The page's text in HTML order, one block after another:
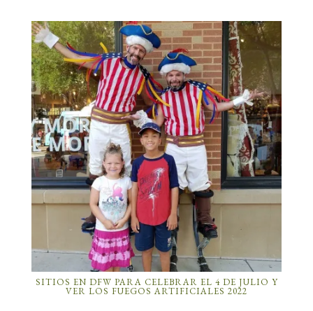
SITIOS EN DFW PARA CELEBRAR EL 4 DE JULIO Y
VER LOS FUEGOS ARTIFICIALES 2022